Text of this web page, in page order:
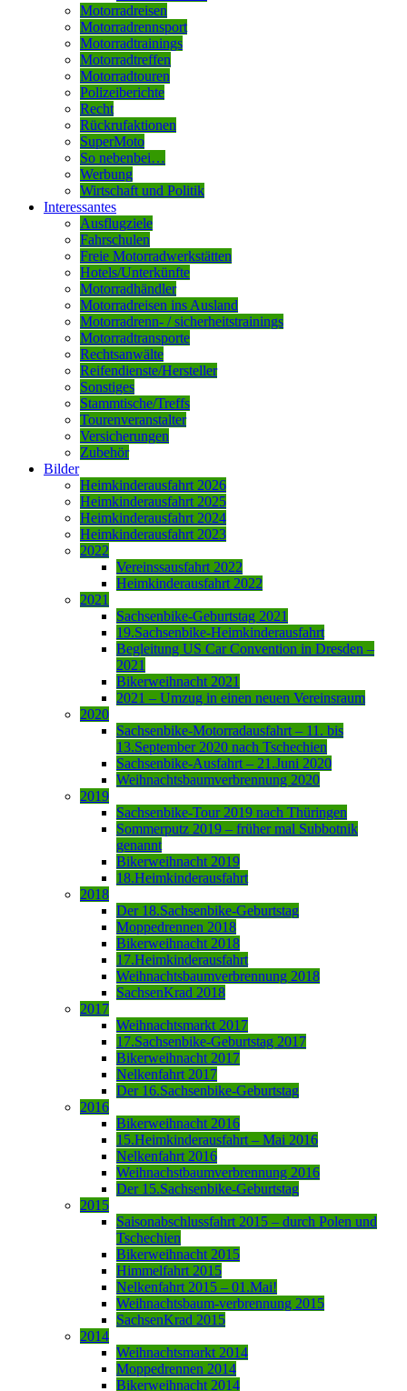
Motorradreisen
Motorradrennsport
Motorradtrainings
Motorradtreffen
Motorradtouren
Polizeiberichte
Recht
Rückrufaktionen
SuperMoto
So nebenbei…
Werbung
Wirtschaft und Politik
Interessantes
Ausflugziele
Fahrschulen
Freie Motorradwerkstätten
Hotels/Unterkünfte
Motorradhändler
Motorradreisen ins Ausland
Motorradrenn- / sicherheitstrainings
Motorradtransporte
Rechtsanwälte
Reifendienste/Hersteller
Sonstiges
Stammtische/Treffs
Tourenveranstalter
Versicherungen
Zubehör
Bilder
Heimkinderausfahrt 2026
Heimkinderausfahrt 2025
Heimkinderausfahrt 2024
Heimkinderausfahrt 2023
2022
Vereinssausfahrt 2022
Heimkinderausfahrt 2022
2021
Sachsenbike-Geburtstag 2021
19.Sachsenbike-Heimkinderausfahrt
Begleitung US Car Convention in Dresden –
2021
Bikerweihnacht 2021
2021 – Umzug in einen neuen Vereinsraum
2020
Sachsenbike-Motorradausfahrt – 11. bis
13.September 2020 nach Tschechien
Sachsenbike-Ausfahrt – 21.Juni 2020
Weihnachtsbaumverbrennung 2020
2019
Sachsenbike-Tour 2019 nach Thüringen
Sommerputz 2019 – früher mal Subbotnik
genannt
Bikerweihnacht 2019
18.Heimkinderausfahrt
2018
Der 18.Sachsenbike-Geburtstag
Moppedrennen 2018
Bikerweihnacht 2018
17.Heimkinderausfahrt
Weihnachtsbaumverbrennung 2018
SachsenKrad 2018
2017
Weihnachtsmarkt 2017
17.Sachsenbike-Geburtstag 2017
Bikerweihnacht 2017
Nelkenfahrt 2017
Der 16.Sachsenbike-Geburtstag
2016
Bikerweihnacht 2016
15.Heimkinderausfahrt – Mai 2016
Nelkenfahrt 2016
Weihnachstbaumverbrennung 2016
Der 15.Sachsenbike-Geburtstag
2015
Saisonabschlussfahrt 2015 – durch Polen und
Tschechien
Bikerweihnacht 2015
Himmelfahrt 2015
Nelkenfahrt 2015 – 01.Mai!
Weihnachtsbaum-verbrennung 2015
SachsenKrad 2015
2014
Weihnachtsmarkt 2014
Moppedrennen 2014
Bikerweihnacht 2014